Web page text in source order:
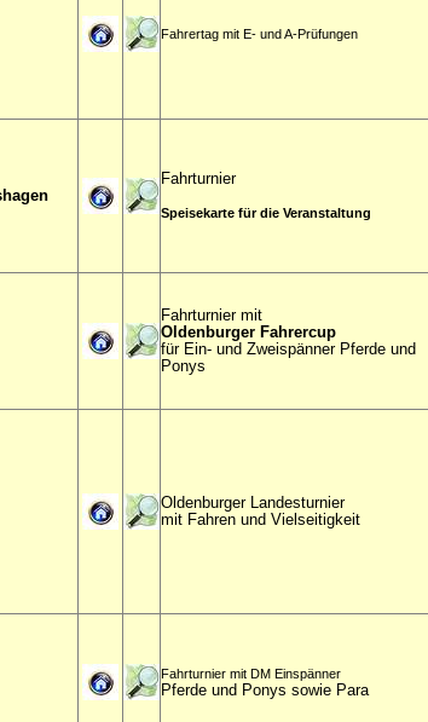
Fahrertag mit E- und A-Prüfungen
Fahrturnier
Speisekarte für die Veranstaltung
Fahrturnier mit
Oldenburger Fahrercup
für Ein- und Zweispänner Pferde und
Ponys
Oldenburger Landesturnier
mit Fahren und Vielseitigkeit
Fahrturnier mit DM Einspänner
Pferde und Ponys sowie Para